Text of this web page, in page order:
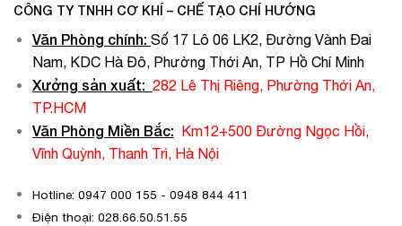
CÔNG TY TNHH CƠ KHÍ – CHẾ TẠO CHÍ HƯỚNG
Văn Phòng chính: Số 17 Lô 06 LK2, Đường Vành Đai
Nam, KDC Hà Đô, Phường Thới An, TP Hồ Chí Minh
Xưởng sản xuất: 282 Lê Thị Riêng, Phường Thới An,
TP.HCM
Văn Phòng Miền Bắc: Km12+500 Đường Ngọc Hồi,
Vĩnh Quỳnh, Thanh Trì, Hà Nội
Hotline: 0947 000 155 - 0948 844 411
Điện thoại: 028.66.50.51.55